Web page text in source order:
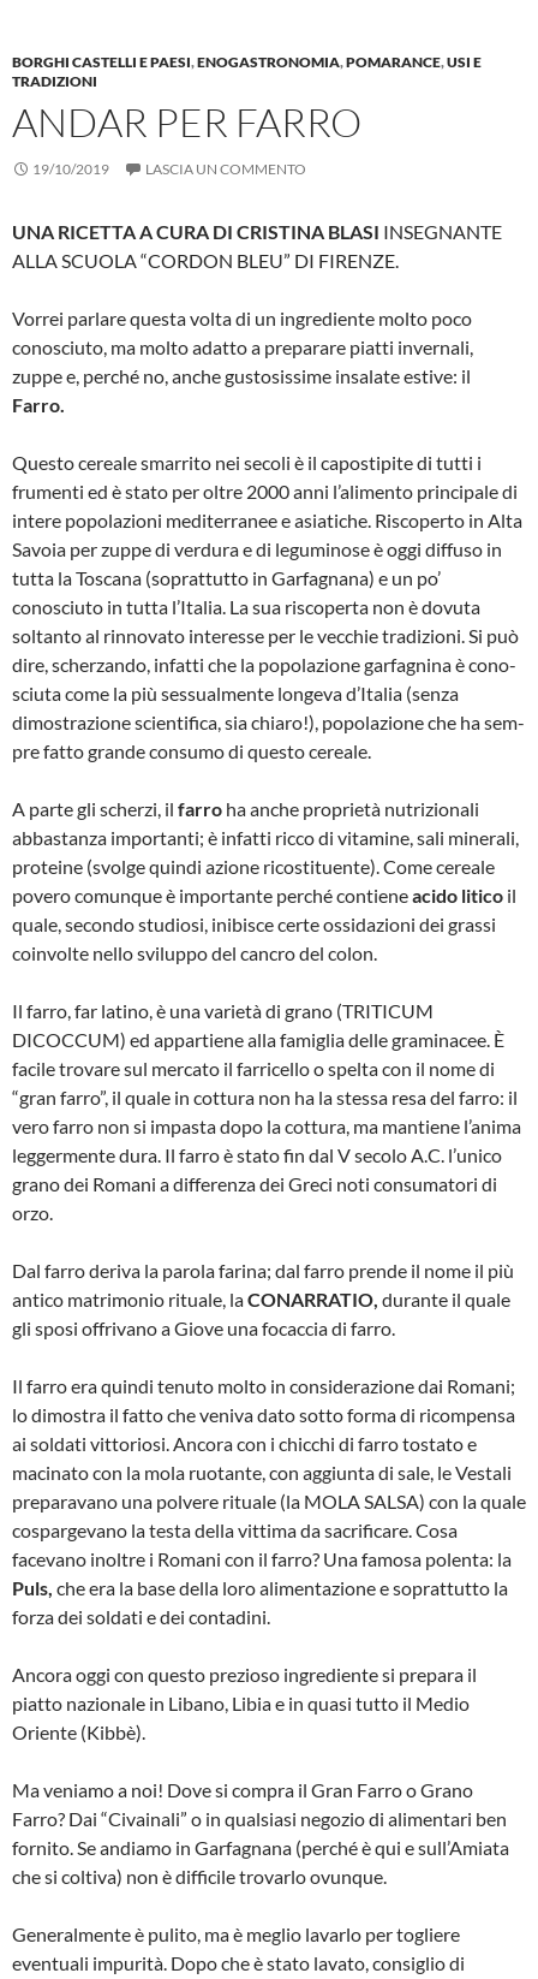
BORGHI CASTELLI E PAESI,ENOGASTRONOMIA,POMARANCE,USI E
TRADIZIONI
ANDAR PER FARRO
19/10/2019 LASCIA UN COMMENTO
UNA RICETTA A CURA DI CRISTINA BLASI INSEGNANTE
ALLA SCUOLA “CORDON BLEU” DI FIRENZE.
Vorrei parlare questa volta di un ingre­diente molto poco
conosciuto, ma molto adatto a preparare piatti invernali,
zuppe e, perché no, anche gustosissime insa­late estive: il
Farro.
Questo cereale smarrito nei secoli è il ca­postipite di tutti i
frumenti ed è stato per oltre 2000 anni l’alimento principale di
in­tere popolazioni mediterranee e asiatiche. Riscoperto in Alta
Savoia per zuppe di verdura e di leguminose è oggi diffuso in
tutta la Toscana (soprattutto in Garfagnana) e un po’
conosciuto in tutta l’Italia. La sua riscoperta non è dovuta
soltanto al rinnovato interesse per le vecchie tra­dizioni. Si può
dire, scherzando, infatti che la popolazione garfagnina è cono­
sciuta come la più sessualmente longe­va d’Italia (senza
dimostrazione scienti­fica, sia chiaro!), popolazione che ha sem­
pre fatto grande consumo di questo ce­reale.
A parte gli scherzi, il farro ha anche pro­prietà nutrizionali
abbastanza importan­ti; è infatti ricco di vitamine, sali minerali,
proteine (svolge quindi azione ricostituen­te). Come cereale
povero comunque è im­portante perché contieneacido litico il
quale, secondo studiosi, inibisce certe os­sidazioni dei grassi
coinvolte nello svilup­po del cancro del colon.
Il farro, far latino, è una varietà di grano (TRITICUM
DICOCCUM) ed appartiene alla famiglia delle graminacee. È
facile trovare sul mercato il farricello o spelta con il nome di
“gran farro”, il quale in cot­tura non ha la stessa resa del farro: il
ve­ro farro non si impasta dopo la cottura, ma mantiene l’anima
leggermente dura. Il farro è stato fin dal V secolo A.C. l’uni­co
grano dei Romani a differenza dei Gre­ci noti consumatori di
orzo.
Dal farro deriva la parola farina; dal farro prende il nome il più
antico matrimonio rituale, laCONARRATIO, durante il qua­le
gli sposi offrivano a Giove una focac­cia di farro.
Il farro era quindi tenuto molto in consi­derazione dai Romani;
lo dimostra il fat­to che veniva dato sotto forma di ricom­pensa
ai soldati vittoriosi. Ancora con i chicchi di farro tostato e
macinato con la mola ruotante, con aggiunta di sale, le Ve­stali
preparavano una polvere rituale (la MOLA SALSA) con la quale
cospargeva­no la testa della vittima da sacrificare. Cosa
facevano inoltre i Romani con il far­ro? Una famosa polenta: la
Puls, che era la base della loro alimentazione e soprat­tutto la
forza dei soldati e dei contadini.
Ancora oggi con questo prezioso ingre­diente si prepara il
piatto nazionale in Libano, Libia e in quasi tutto il Medio
Orien­te (Kibbè).
Ma veniamo a noi! Dove si compra il Gran Farro o Grano
Farro? Dai “Civainali” o in qualsiasi negozio di alimentari ben
forni­to. Se andiamo in Garfagnana (perché è qui e sull’Amiata
che si coltiva) non è dif­ficile trovarlo ovunque.
Generalmente è pulito, ma è meglio la­varlo per togliere
eventuali impurità. Do­po che è stato lavato, consiglio di